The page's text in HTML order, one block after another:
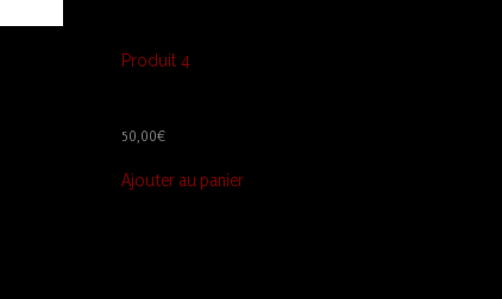
Produit 4
50,00€
Ajouter au panier